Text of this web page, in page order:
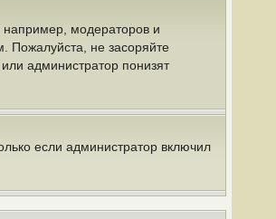
модераторов и
Пожалуйста, не засоряйте
администратор понизят
если администратор включил